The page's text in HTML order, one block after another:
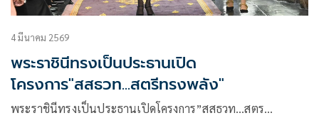
4 มีนาคม 2569
พระราชินีทรงเป็นประธานเปิด
โครงการ"สสธวท...สตรีทรงพลัง"
พระราชินีทรงเป็นประธานเปิดโครงการ”สสธวท…สตร…